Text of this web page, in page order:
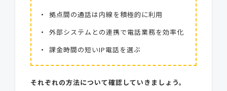
拠点間の通話は内線を積極的に利用
外部システムとの連携で電話業務を効率化
課金時間の短いIP電話を選ぶ
それぞれの方法について確認していきましょう。